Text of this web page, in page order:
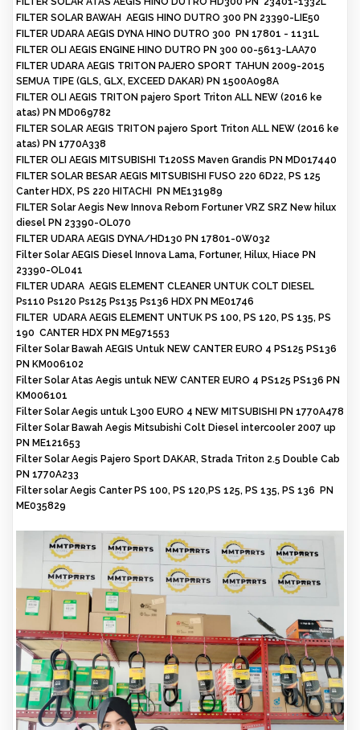
FILTER SOLAR BAWAH AEGIS HINO DUTRO 300 PN 23390-LIE50
FILTER UDARA AEGIS DYNA HINO DUTRO 300 PN 17801 - 1131L
FILTER OLI AEGIS ENGINE HINO DUTRO PN 300 00-5613-LAA70
FILTER UDARA AEGIS TRITON PAJERO SPORT TAHUN 2009-2015
SEMUA TIPE (GLS, GLX, EXCEED DAKAR) PN 1500A098A
FILTER OLI AEGIS TRITON pajero Sport Triton ALL NEW (2016 ke
atas) PN MD069782
FILTER SOLAR AEGIS TRITON pajero Sport Triton ALL NEW (2016 ke
atas) PN 1770A338
FILTER OLI AEGIS MITSUBISHI T120SS Maven Grandis PN MD017440
FILTER SOLAR BESAR AEGIS MITSUBISHI FUSO 220 6D22, PS 125
Canter HDX, PS 220 HITACHI PN ME131989
FILTER Solar Aegis New Innova Reborn Fortuner VRZ SRZ New hilux
diesel PN 23390-OL070
FILTER UDARA AEGIS DYNA/HD130 PN 17801-0W032
Filter Solar AEGIS Diesel Innova Lama, Fortuner, Hilux, Hiace PN
23390-OL041
FILTER UDARA AEGIS ELEMENT CLEANER UNTUK COLT DIESEL
Ps110 Ps120 Ps125 Ps135 Ps136 HDX PN ME01746
FILTER UDARA AEGIS ELEMENT UNTUK PS 100, PS 120, PS 135, PS
190 CANTER HDX PN ME971553
Filter Solar Bawah AEGIS Untuk NEW CANTER EURO 4 PS125 PS136
PN KM006102
Filter Solar Atas Aegis untuk NEW CANTER EURO 4 PS125 PS136 PN
KM006101
Filter Solar Aegis untuk L300 EURO 4 NEW MITSUBISHI PN 1770A478
Filter Solar Bawah Aegis Mitsubishi Colt Diesel intercooler 2007 up
PN ME121653
Filter Solar Aegis Pajero Sport DAKAR, Strada Triton 2.5 Double Cab
PN 1770A233
Filter solar Aegis Canter PS 100, PS 120,PS 125, PS 135, PS 136 PN
ME035829